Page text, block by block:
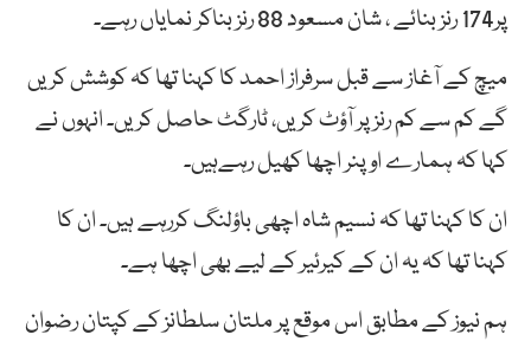
پر174 رنز بنائے ، شان مسعود 88 رنز بناکر نمایاں رہے۔
میچ کے آغاز سے قبل سرفراز احمد کا کہنا تھا کہ کوشش کریں
گے کم سے کم رنز پر آؤٹ کریں، ٹارگٹ حاصل کریں۔ انہوں نے
کہا کہ ہمارے اوپنر اچھا کھیل رہےہیں۔
ان کا کہنا تھا کہ نسیم شاہ اچھی باؤلنگ کررہے ہیں۔ ان کا
کہنا تھا کہ یہ ان کے کیرئیر کے لیے بھی اچھا ہے۔
ہم نیوز کے مطابق اس موقع پر ملتان سلطانز کے کپتان رضوان